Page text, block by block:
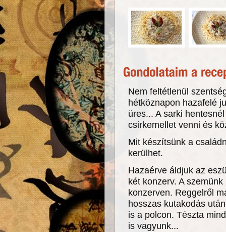
Nem feltétlenül
hétköznapon hazafelé
üres... A sarki
csirkemellet venni és
Mit készítsünk a
kerülhet.
Hazaérve áldjuk az
két konzerv. A
konzerven. Reggelről
hosszas kutakodás
is a polcon. Tészta
is vagyunk...